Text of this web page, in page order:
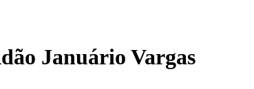
Januário Vargas